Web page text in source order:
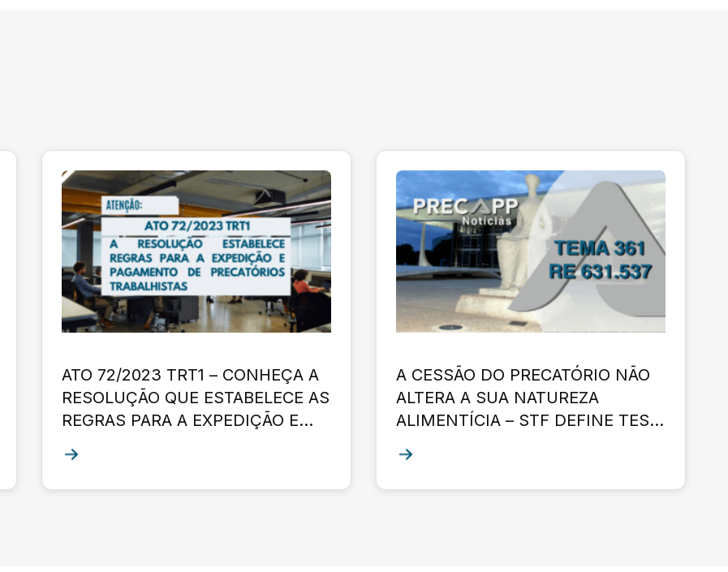
ATO 72/2023 TRT1 – CONHEÇA A
RESOLUÇÃO QUE ESTABELECE AS
REGRAS PARA A EXPEDIÇÃO E
TRABALHISTAS
A CESSÃO DO PRECATÓRIO NÃO
ALTERA A SUA NATUREZA
ALIMENTÍCIA – STF DEFINE TESE
361 – RE 631.537